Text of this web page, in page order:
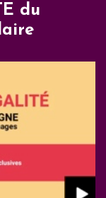
du